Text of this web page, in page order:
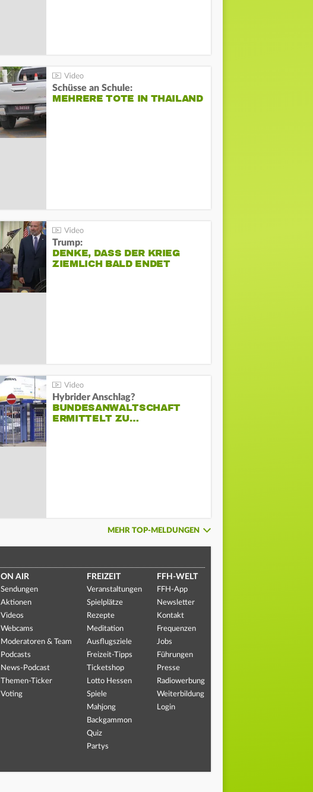
Schüsse an Schule:
MEHRERE TOTE IN THAILAND
Trump:
DENKE, DASS DER KRIEG
ZIEMLICH BALD ENDET
Hybrider Anschlag?
BUNDESANWALTSCHAFT
ERMITTELT ZU…
MEHR TOP-MELDUNGEN
ON AIR
Sendungen
Aktionen
Videos
Webcams
Moderatoren & Team
Podcasts
News-Podcast
Themen-Ticker
Voting
FREIZEIT
Veranstaltungen
Spielplätze
Rezepte
Meditation
Ausflugsziele
Freizeit-Tipps
Ticketshop
Lotto Hessen
Spiele
Mahjong
Backgammon
Quiz
Partys
FFH-WELT
FFH-App
Newsletter
Kontakt
Frequenzen
Jobs
Führungen
Presse
Radiowerbung
Weiterbildung
Login